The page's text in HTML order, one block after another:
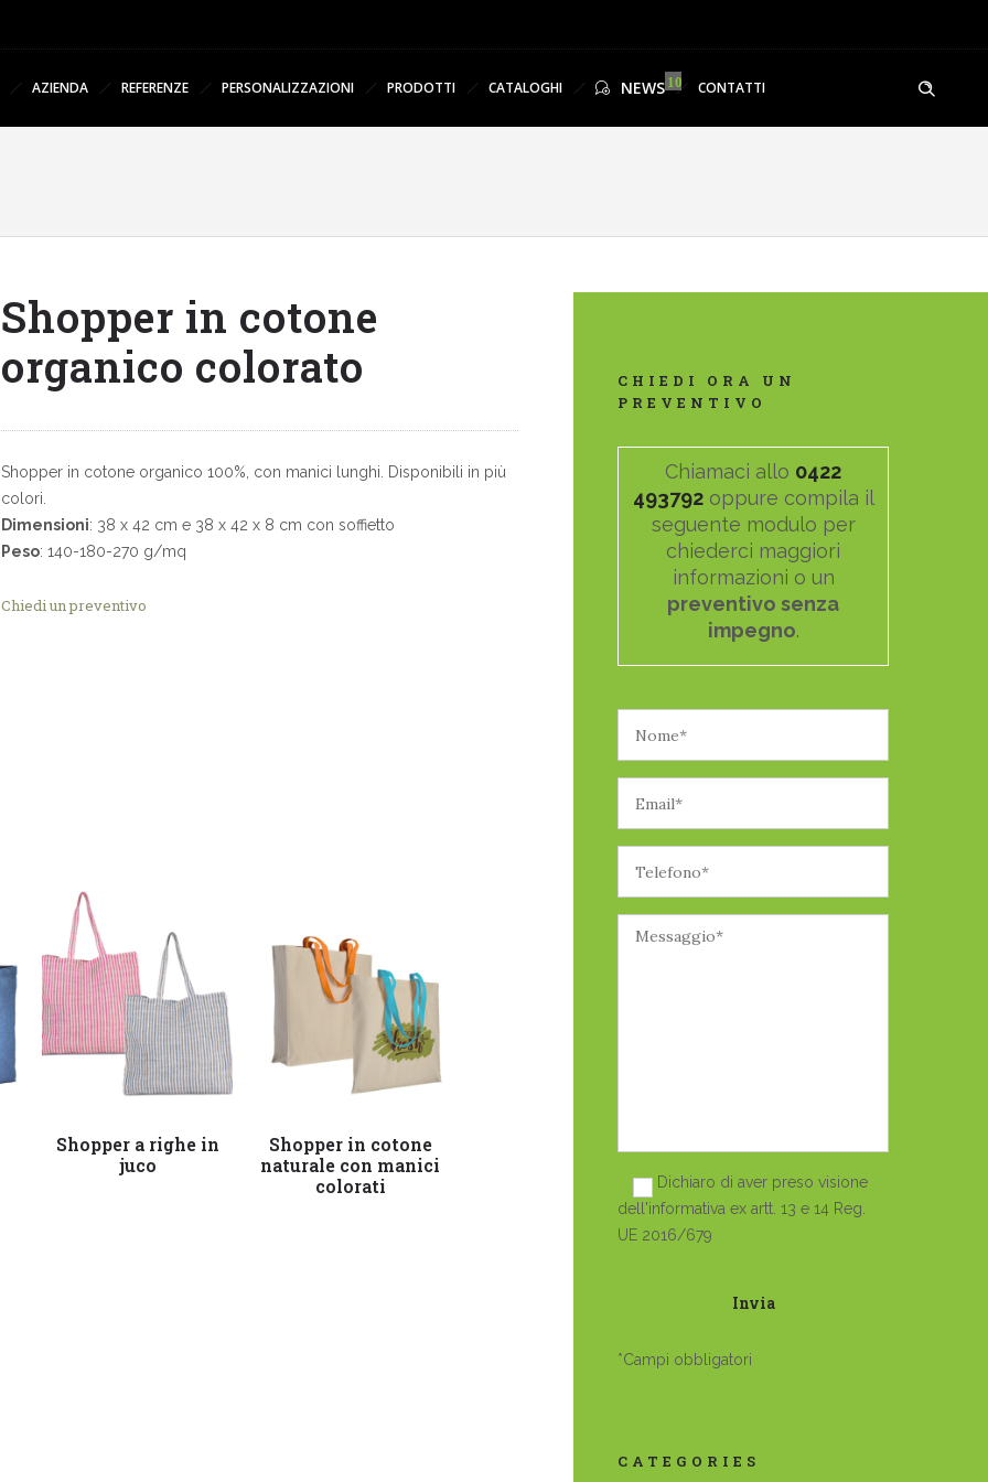
AZIENDA REFERENZE PERSONALIZZAZIONI PRODOTTI CATALOGHI NEWS CONTATTI
Shopper in cotone
organico colorato
Shopper in cotone organico 100%, con manici lunghi. Disponibili in più
colori.
Dimensioni: 38 x 42 cm e 38 x 42 x 8 cm con soffietto
Peso: 140-180-270 g/mq
Chiedi un preventivo
Leggi tutto
Shopper a righe in
juco
Leggi tutto
Shopper in cotone
naturale con manici
colorati
CHIEDI ORA UN
PREVENTIVO
Chiamaci allo 0422
493792oppure compila il
seguente modulo per
chiederci maggiori
informazioni o un
preventivo senza
impegno.
Dichiaro di aver preso visione
dell'informativa ex artt. 13 e 14 Reg.
UE 2016/679
*Campi obbligatori
CATEGORIES